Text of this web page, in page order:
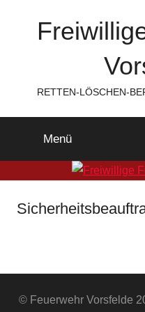
RETTEN-LÖSCHEN-
Menü
© Feuerwehr Vorsfelde